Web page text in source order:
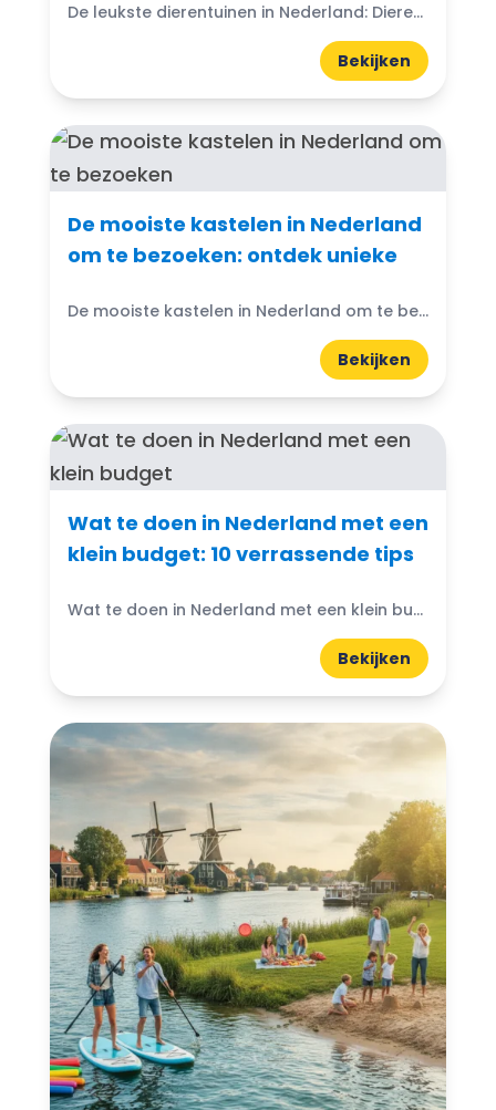
De leukste dierentuinen in Nederland: Dierentuinen in Nederland zijn echte trekpleisters voor jong en oud. Ze bieden niet alleen de kans om exotische dieren van dichtbij te zien, maar ook...
Bekijken
De mooiste kastelen in Nederland
om te bezoeken: ontdek unieke
De mooiste kastelen in Nederland om te bezoeken: Denk je ooit aan de magische wereld van kastelen? Nederland heeft prachtige kastelen die wachten om ontdekt te worden. Van imposante torens...
Bekijken
Wat te doen in Nederland met een
klein budget: 10 verrassende tips
Wat te doen in Nederland met een klein budget? Gelukkig zijn er volop budgetvriendelijke uitjes te vinden! Of je nu houdt van de natuur, cultuur of avontuur, er is altijd...
Bekijken